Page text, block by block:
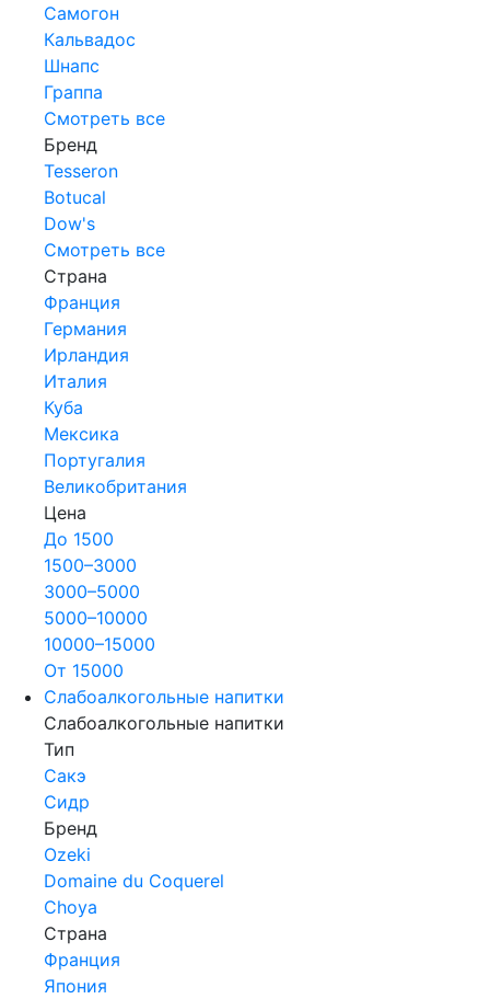
Самогон
Кальвадос
Шнапс
Граппа
Смотреть все
Бренд
Tesseron
Botucal
Dow's
Смотреть все
Страна
Франция
Германия
Ирландия
Италия
Куба
Мексика
Португалия
Великобритания
Цена
До 1500
1500–3000
3000–5000
5000–10000
10000–15000
От 15000
Слабоалкогольные напитки
Слабоалкогольные напитки
Тип
Сакэ
Сидр
Бренд
Ozeki
Domaine du Coquerel
Choya
Страна
Франция
Япония